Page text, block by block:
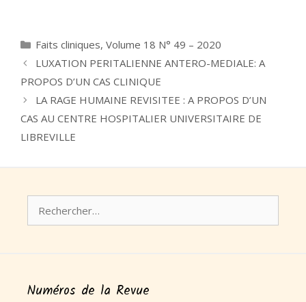
Catégories
Faits cliniques, Volume 18 N° 49 – 2020
LUXATION PERITALIENNE ANTERO-MEDIALE: A
PROPOS D’UN CAS CLINIQUE
LA RAGE HUMAINE REVISITEE : A PROPOS D’UN
CAS AU CENTRE HOSPITALIER UNIVERSITAIRE DE
LIBREVILLE
Numéros de la Revue